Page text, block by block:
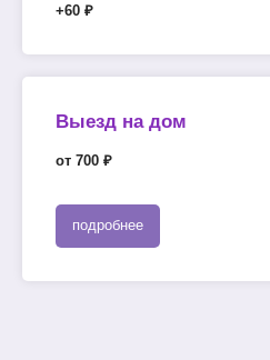
+60 ₽
Выезд на дом
от 700 ₽
подробнее